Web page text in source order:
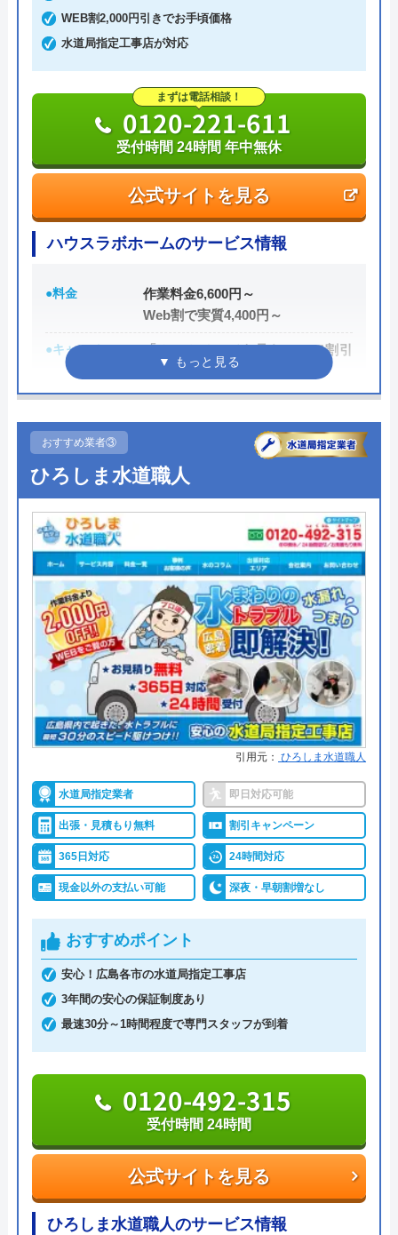
ても割増料金がかからず、作業が始まるまでは一切
費用がかからないかなり信頼できる業者です。
実績も豊富で、スタッフの研修にも力を入れている
ため技術力はもちろん接客もよく、トイレや排水
管、給湯器や蛇口の修理交換まで水回りのことなら
何でも相談できます。
電話で「ホームページを見た」と伝えるだけで3,000
円割引なので、相談する際は電話で相談し、忘れず
に伝えるようにしましょう。
ちなみに、依頼せずとも見積もりにはお金はかから
ないので、相見積もりの際は必ず相談しておきたい
業者の一つです。
公式サイトを見る
0120-091-026
受付時間 24時間
イースマイルの基本情報
運営会社 株式会社イースマイル
代表者 島村禮孝
創業・設立 1992年6月1日創立
所在地
〒542-0066
大阪府大阪市中央区瓦屋町3丁目7-3 イ
対応エリア 39都道府県
対応エリア詳
細
東広島市のトイレ詰まり・水漏れ修理
は町の水道屋イースマイル｜水道局指
定店
イースマイルのクチコミ on
4.1（198件のクチコミ）
※クチコミの内容について
りえP
2 か月前
トイレが詰まって本当に困っていましたが、
イースマイルさんに依頼して大正解でした！
連絡後すぐに駆けつけてくださり、あっとい
WEB割2,000円引きでお手頃価格
水道局指定工事店が対応
公式サイトを見る
まずは電話相談！
0120-221-611
受付時間 24時間 年中無休
ハウスラボホームのサービス情報
●料金
作業料金6,600円～
Web割で実質4,400円～
●キャンペーン
「ホームページを見た！」で割引
2,000円
●受付時間
●定休日 年中無休
●出張見積もり 出張・見積もり無料
●支払い方法
現金、クレジットカード、コンビ
ニ後払い、QRコード決済
●累計実績
提携先は大手企業との法人契約多
数
●保証・保険
商品保証最長10年・施工保証最長5
年
詳細は公式HPでご確認ください
ハウスラボホームがおすすめの理由
ハウスラボホームは全国各地に拠点を構えている水
道修理業者です。トイレ、キッチン、浴室などの水
まわりトラブル全般に対応しており、作業料金が
6,600円からとお手頃価格で提供をしています。
万が一、水まわりに問題が発生した場合は、最短20
分でお客様の元にスタッフが駆けつけます。出張見
積もりキャンセルは0円、深夜早朝でも割増料金は
一切ありません。業務や知識の習得のために厳しい
自社研修を実施しているため、技術には問題ないよ
トラブルの原因や作業例などが分かりやすく記載さ
れており、依頼の際も安心できますね。候補のひと
つにしてみてください。
ちなみに、電話で連絡した際に「サイトを見た」と
伝えると作業料金が2,000円割引になるWEB割があ
おすすめ業者③
ひろしま水道職人
引用元： ひろしま水道職人
水道局指定業者 即日対応可能
出張・見積もり無料 割引キャンペーン
365日対応 24時間対応
現金以外の支払い可能 深夜・早朝割増なし
おすすめポイント
安心！広島各市の水道局指定工事店
3年間の安心の保証制度あり
最速30分～1時間程度で専門スタッフが到着
公式サイトを見る
0120-492-315
受付時間 24時間
ひろしま水道職人のサービス情報